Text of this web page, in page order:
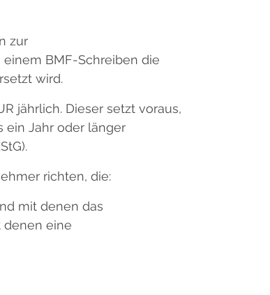
zur
BMF-Schreiben die
wird.
jährlich. Dieser setzt voraus,
ein Jahr oder länger
richten, die:
mit denen das
denen eine